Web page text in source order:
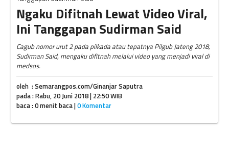
Ngaku Difitnah Lewat Video Viral,
Ini Tanggapan Sudirman Said
Cagub nomor urut 2 pada pilkada atau tepatnya Pilgub Jateng 2018,
Sudirman Said, mengaku difitnah melalui video yang menjadi viral di
medsos.
oleh : Semarangpos.com/Ginanjar Saputra
pada : Rabu, 20 Juni 2018 | 22:50 WIB
baca : 0 menit baca |0 Komentar